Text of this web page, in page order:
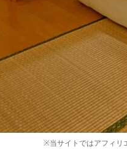
※当サイトではアフィリ